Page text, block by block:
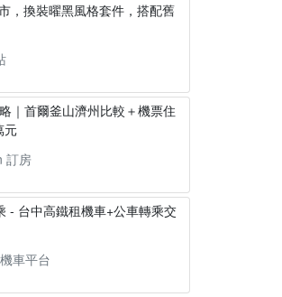
，換裝曜黑風格套件，搭配舊
｜首爾釜山濟州比較＋機票住
元
訂房
- 台中高鐵租機車+公車轉乘交
車平台